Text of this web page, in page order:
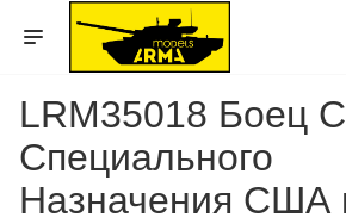
LRM35018 Боец
Специального
Назначения США